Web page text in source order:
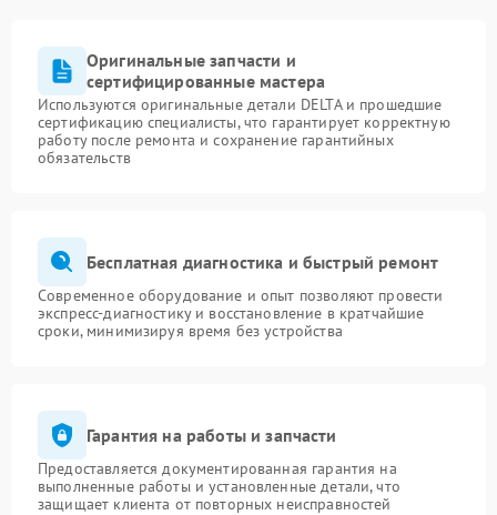
Оригинальные запчасти и
сертифицированные мастера
Используются оригинальные детали DELTA и прошедшие
сертификацию специалисты, что гарантирует корректную
работу после ремонта и сохранение гарантийных
обязательств
Бесплатная диагностика и быстрый ремонт
Современное оборудование и опыт позволяют провести
экспресс-диагностику и восстановление в кратчайшие
сроки, минимизируя время без устройства
Гарантия на работы и запчасти
Предоставляется документированная гарантия на
выполненные работы и установленные детали, что
защищает клиента от повторных неисправностей